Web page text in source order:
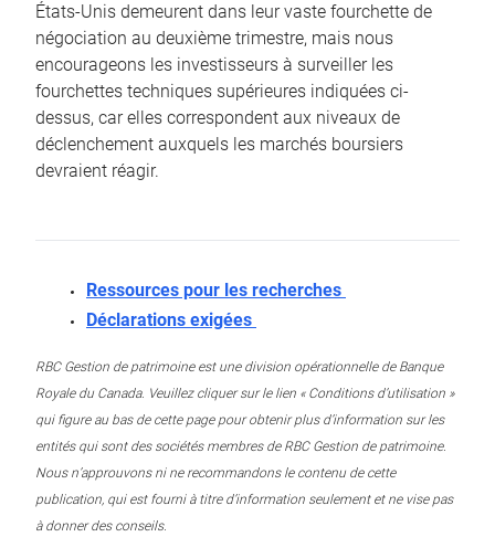
États-Unis demeurent dans leur vaste fourchette de
négociation au deuxième trimestre, mais nous
encourageons les investisseurs à surveiller les
fourchettes techniques supérieures indiquées ci-
dessus, car elles correspondent aux niveaux de
déclenchement auxquels les marchés boursiers
devraient réagir.
Ressources pour les recherches
Déclarations exigées
RBC Gestion de patrimoine est une division opérationnelle de Banque
Royale du Canada. Veuillez cliquer sur le lien « Conditions d’utilisation »
qui figure au bas de cette page pour obtenir plus d’information sur les
entités qui sont des sociétés membres de RBC Gestion de patrimoine.
Nous n’approuvons ni ne recommandons le contenu de cette
publication, qui est fourni à titre d’information seulement et ne vise pas
à donner des conseils.